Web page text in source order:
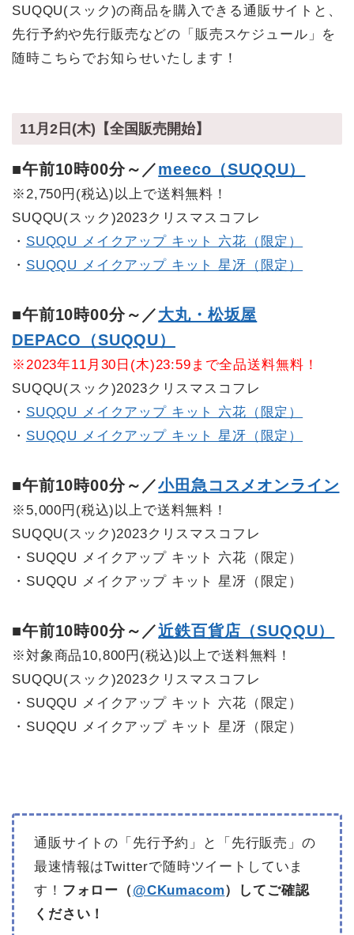
SUQQU(スック)の商品を購入できる通販サイトと、
先行予約や先行販売などの「販売スケジュール」を
随時こちらでお知らせいたします！
11月2日(木)【全国販売開始】
■午前10時00分～／meeco（SUQQU）
※2,750円(税込)以上で送料無料！
SUQQU(スック)2023クリスマスコフレ
・ SUQQU メイクアップ キット 六花（限定）
・ SUQQU メイクアップ キット 星冴（限定）
■午前10時00分～／大丸・松坂屋
DEPACO（SUQQU）
※2023年11月30日(木)23:59まで全品送料無料！
SUQQU(スック)2023クリスマスコフレ
・ SUQQU メイクアップ キット 六花（限定）
・ SUQQU メイクアップ キット 星冴（限定）
■午前10時00分～／小田急コスメオンライン
※5,000円(税込)以上で送料無料！
SUQQU(スック)2023クリスマスコフレ
・SUQQU メイクアップ キット 六花（限定）
・SUQQU メイクアップ キット 星冴（限定）
■午前10時00分～／近鉄百貨店（SUQQU）
※対象商品10,800円(税込)以上で送料無料！
SUQQU(スック)2023クリスマスコフレ
・SUQQU メイクアップ キット 六花（限定）
・SUQQU メイクアップ キット 星冴（限定）
通販サイトの「先行予約」と「先行販売」の
最速情報はTwitterで随時ツイートしていま
す！ フォロー（ @CKumacom）してご確認
ください！